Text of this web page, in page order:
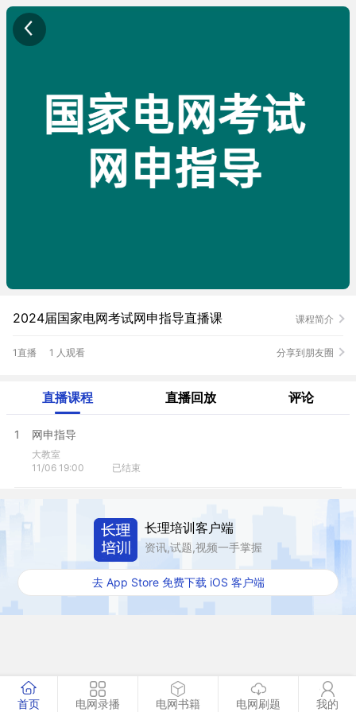
2024届国家电网考试网申指导直播课 课程简介
1直播 1 人观看 分享到朋友圈
直播课程 直播回放 评论
1 网申指导
大教室
11/06 19:00
已结束
长理培训客户端
资讯,试题,视频一手掌握
去 App Store 免费下载 iOS 客户端
首页 电网录播 电网书籍 电网刷题 我的